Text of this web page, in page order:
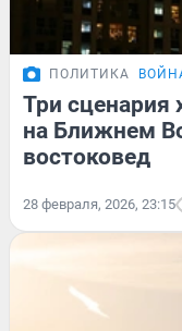
ПОЛИТИКА
Три сценария
на Ближнем
востоковед
28 февраля, 2026, 23:15